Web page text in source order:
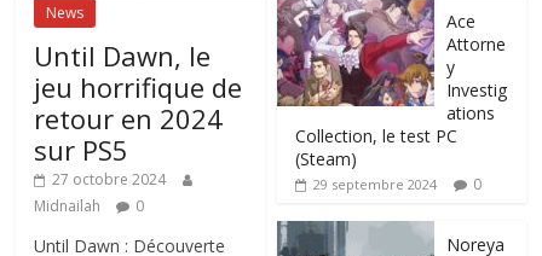
News
Until Dawn, le
jeu horrifique de
retour en 2024
sur PS5
27 octobre 2024
Midnailah
0
Until Dawn : Découverte
Ace
Attorne
y
Investig
ations
Collection, le test PC
(Steam)
29 septembre 2024 0
Noreya